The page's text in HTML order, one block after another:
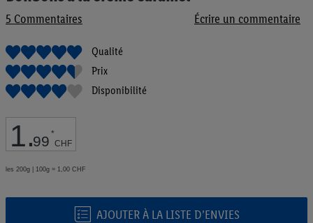
5 Commentaires Écrire un commentaire
Qualité
Prix
Disponibilité
1.99 *
CHF
les 200g | 100g = 1,00 CHF
AJOUTER À LA LISTE D’ENVIES
la
d’images